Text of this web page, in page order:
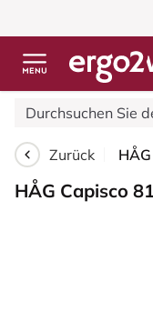
Zurück
HÅG Capisco